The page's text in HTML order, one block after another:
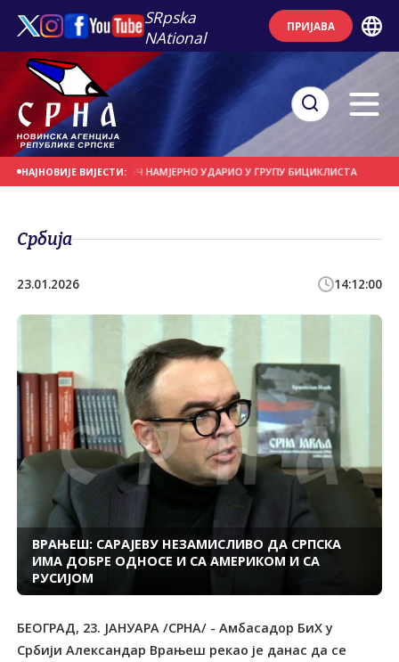
SRpska
NAtional
ПРИЈАВА
НАЈНОВИЈЕ ВИЈЕСТИ:
ДАН ВОЗАЧ НАМЈЕРНО УДАРИО У ГРУПУ БИЦИКЛИСТА МОГУЋА
Србија
23.01.2026 14:12:00
ВРАЊЕШ: САРАЈЕВУ НЕЗАМИСЛИВО ДА СРПСКА
ИМА ДОБРЕ ОДНОСЕ И СА АМЕРИКОМ И СА
РУСИЈОМ
БЕОГРАД, 23. ЈАНУАРА /СРНА/ - Амбасадор БиХ у
Србији Александар Врањеш рекао је данас да се